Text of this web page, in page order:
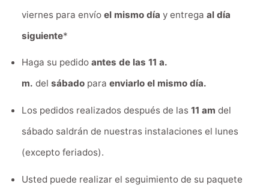
viernes para envío el mismo día y entrega al día
siguiente*
Haga su pedido antes de las 11 a.
m. del sábadopara enviarlo el mismo día.
Los pedidos realizados después de las 11 am del
sábado saldrán de nuestras instalaciones el lunes
(excepto feriados).
Usted puede realizar el seguimiento de su paquete